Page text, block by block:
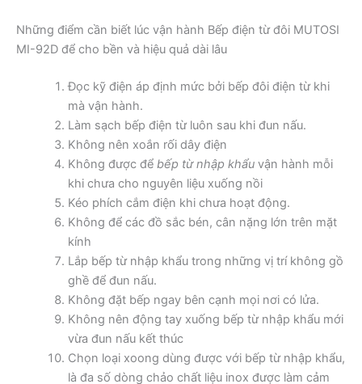
Những điểm cần biết lúc vận hành Bếp điện từ đôi MUTOSI
MI-92D để cho bền và hiệu quả dài lâu
Đọc kỹ điện áp định mức bởi bếp đôi điện từ khi
mà vận hành.
Làm sạch bếp điện từ luôn sau khi đun nấu.
Không nên xoắn rối dây điện
Không được để bếp từ nhập khẩuvận hành mỗi
khi chưa cho nguyên liệu xuống nồi
Kéo phích cắm điện khi chưa hoạt động.
Không để các đồ sắc bén, cân nặng lớn trên mặt
kính
Lắp bếp từ nhập khẩu trong những vị trí không gồ
ghề để đun nấu.
Không đặt bếp ngay bên cạnh mọi nơi có lửa.
Không nên động tay xuống bếp từ nhập khẩu mới
vừa đun nấu kết thúc
Chọn loại xoong dùng được với bếp từ nhập khẩu,
là đa số dòng chảo chất liệu inox được làm cảm